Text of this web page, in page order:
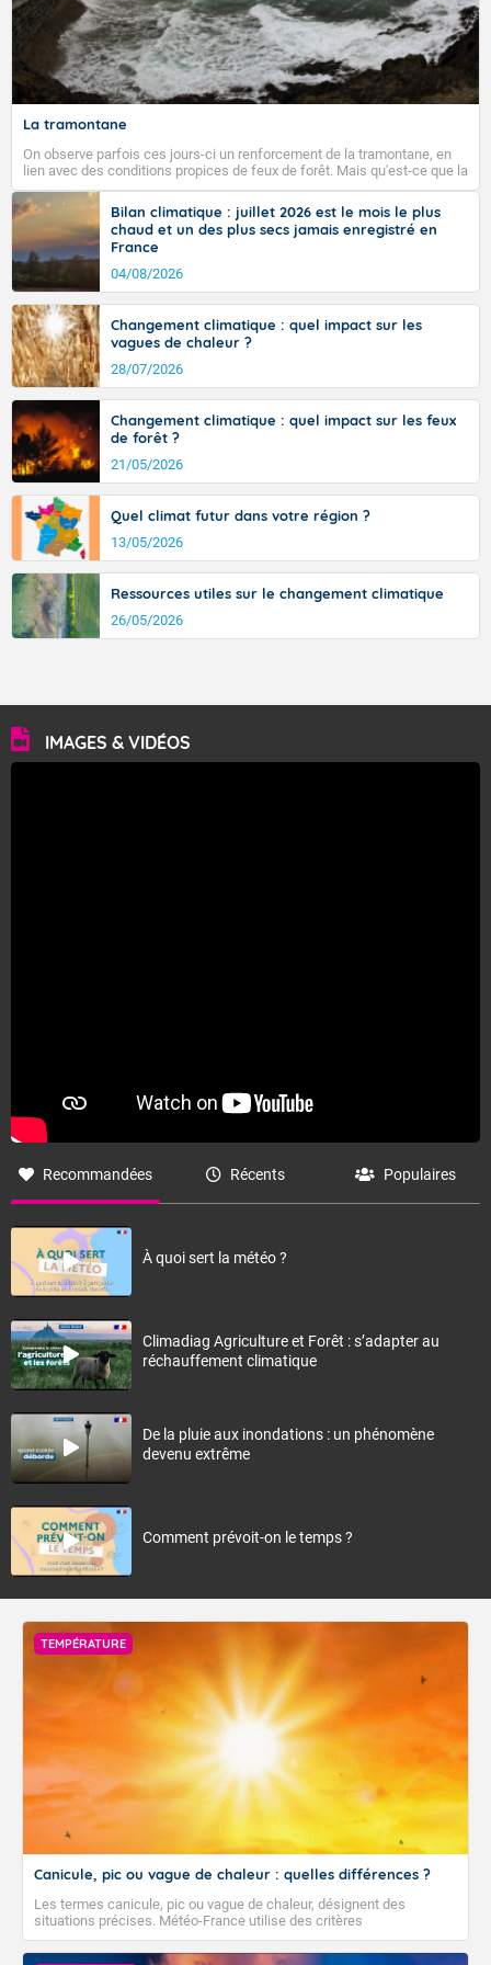
La tramontane
On observe parfois ces jours-ci un renforcement de la tramontane, en
lien avec des conditions propices de feux de forêt. Mais qu'est-ce que la
tramontane ? Quelles sont ses caractéristiques ? La tramontane est un
vent turbulent soufflant de secteur nord-ouest à nord, ou ouest à nord-
ouest, dans un secteur qui part du Roussillon à la vallée de l’Aude et à
l’ouest de l’Hérault. L’étymologie de ce vent vient du latin trasmontanus,
signifiant au-delà des monts, en allusion aux régions montagneuses
d’où provient ce vent.
Bilan climatique : juillet 2026 est le mois le plus
chaud et un des plus secs jamais enregistré en
France
04/08/2026
Changement climatique : quel impact sur les
vagues de chaleur ?
28/07/2026
Changement climatique : quel impact sur les feux
de forêt ?
21/05/2026
Quel climat futur dans votre région ?
13/05/2026
Ressources utiles sur le changement climatique
26/05/2026
IMAGES & VIDÉOS
Recommandées Récents Populaires
À quoi sert la météo ?
Climadiag Agriculture et Forêt : s’adapter au
réchauffement climatique
De la pluie aux inondations : un phénomène
devenu extrême
Comment prévoit-on le temps ?
TEMPÉRATURE
Canicule, pic ou vague de chaleur : quelles différences ?
Les termes canicule, pic ou vague de chaleur, désignent des
situations précises. Météo-France utilise des critères
climatologiques pour évaluer et qualifier les épisodes de chaleur qui
peuvent avoir des impacts sanitaires et socio-économiques